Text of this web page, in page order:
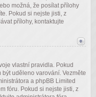
možná, že posílat přílohy
Pokud si nejste jisti, z
přílohy, kontaktujte
vlastní pravidla. Pokud
uděleno varování. Vezměte
a phpBB Limited
fóru. Pokud si nejste jisti, z